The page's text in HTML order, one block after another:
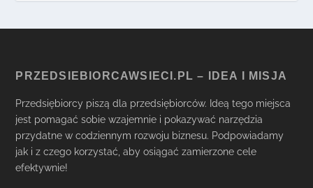
PRZEDSIEBIORCAWSIECI.PL – IDEA I MISJA
Przedsiębiorcy piszą dla przedsiębiorców. Ideą tego miejsca
jest pomagać sobie wzajemnie i pokazywać narzędzia
przydatne w codziennym rozwoju biznesu. Podpowiadamy
jak i z czego korzystać, aby osiągać zamierzone cele
efektywnie!